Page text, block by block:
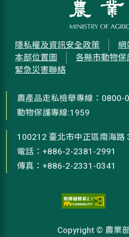
隱私權及資訊安全政策
網
本部位置圖
各縣市動物
緊急災害聯絡
農產品走私檢舉專線：0800-
動物保護專線:1959
100212 臺北市中正區南海路
電話：+886-2-2381-2991
傳真：+886-2-2331-0341
Copyright © 農業